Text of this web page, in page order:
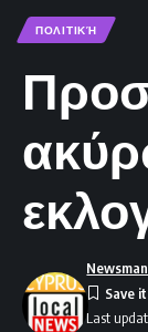
ΠΟΛΙΤΙΚΉ
Last
Newsman